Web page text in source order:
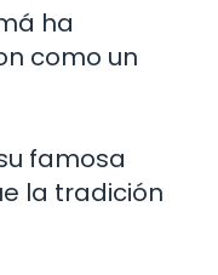
ha
como un
famosa
la tradición